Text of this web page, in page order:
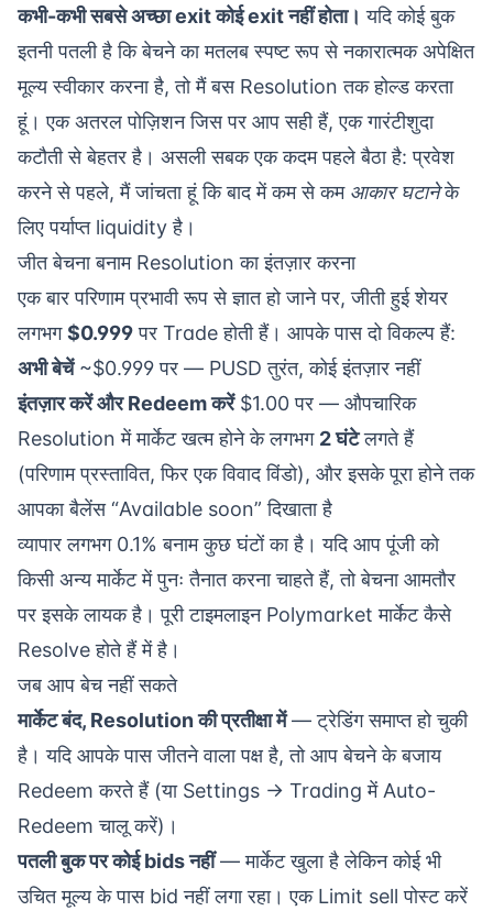
कभी-कभी सबसे अच्छा exit कोई exit नहीं होता। यदि कोई बुक
इतनी पतली है कि बेचने का मतलब स्पष्ट रूप से नकारात्मक अपेक्षित
मूल्य स्वीकार करना है, तो मैं बस Resolution तक होल्ड करता
हूं। एक अतरल पोज़िशन जिस पर आप सही हैं, एक गारंटीशुदा
कटौती से बेहतर है। असली सबक एक कदम पहले बैठा है: प्रवेश
करने से पहले, मैं जांचता हूं कि बाद में कम से कम आकार घटानेके
लिए पर्याप्त liquidity है।
जीत बेचना बनाम Resolution का इंतज़ार करना
एक बार परिणाम प्रभावी रूप से ज्ञात हो जाने पर, जीती हुई शेयर
लगभग$0.999पर Trade होती हैं। आपके पास दो विकल्प हैं:
अभी बेचें~$0.999 पर — PUSD तुरंत, कोई इंतज़ार नहीं
इंतज़ार करें और Redeem करें$1.00 पर — औपचारिक
Resolution में मार्केट खत्म होने के लगभग 2 घंटेलगते हैं
(परिणाम प्रस्तावित, फिर एक विवाद विंडो), और इसके पूरा होने तक
आपका बैलेंस“Available soon” दिखाता है
व्यापार लगभग 0.1% बनाम कुछ घंटों का है। यदि आप पूंजी को
किसी अन्य मार्केट में पुनः तैनात करना चाहते हैं, तो बेचना आमतौर
पर इसके लायक है। पूरी टाइमलाइन Polymarket मार्केट कैसे
Resolve होते हैंमें है।
जब आप बेच नहीं सकते
मार्केट बंद, Resolution की प्रतीक्षा में— ट्रेडिंग समाप्त हो चुकी
है। यदि आपके पास जीतने वाला पक्ष है, तो आप बेचने के बजाय
Redeem करते हैं (या Settings → Trading में Auto-
Redeem चालू करें)।
पतली बुक पर कोई bids नहीं— मार्केट खुला है लेकिन कोई भी
उचित मूल्य के पास bid नहीं लगा रहा। एक Limit sell पोस्ट करें